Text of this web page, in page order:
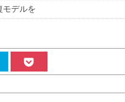
モデルを